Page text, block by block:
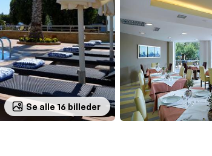
Se alle 16 billeder